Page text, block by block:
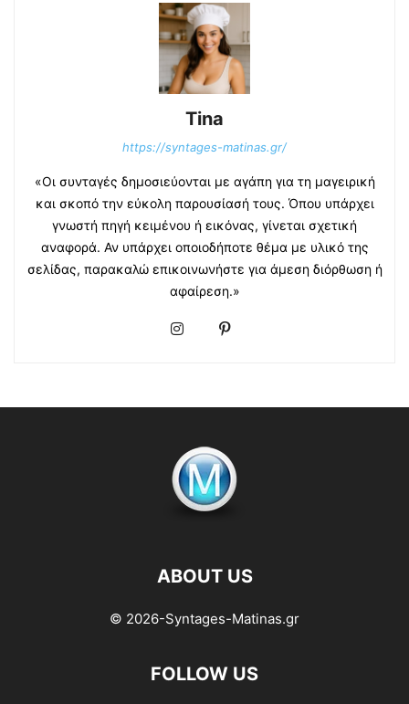
Tina
https://syntages-matinas.gr/
«Οι συνταγές δημοσιεύονται με αγάπη για τη μαγειρική
και σκοπό την εύκολη παρουσίασή τους. Όπου υπάρχει
γνωστή πηγή κειμένου ή εικόνας, γίνεται σχετική
αναφορά. Αν υπάρχει οποιοδήποτε θέμα με υλικό της
σελίδας, παρακαλώ επικοινωνήστε για άμεση διόρθωση ή
αφαίρεση.»
ABOUT US
© 2026-Syntages-Matinas.gr
FOLLOW US